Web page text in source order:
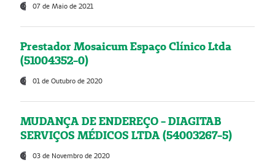
07 de Maio de 2021
Prestador Mosaicum Espaço Clínico Ltda
(51004352-0)
01 de Outubro de 2020
MUDANÇA DE ENDEREÇO - DIAGITAB
SERVIÇOS MÉDICOS LTDA (54003267-5)
03 de Novembro de 2020